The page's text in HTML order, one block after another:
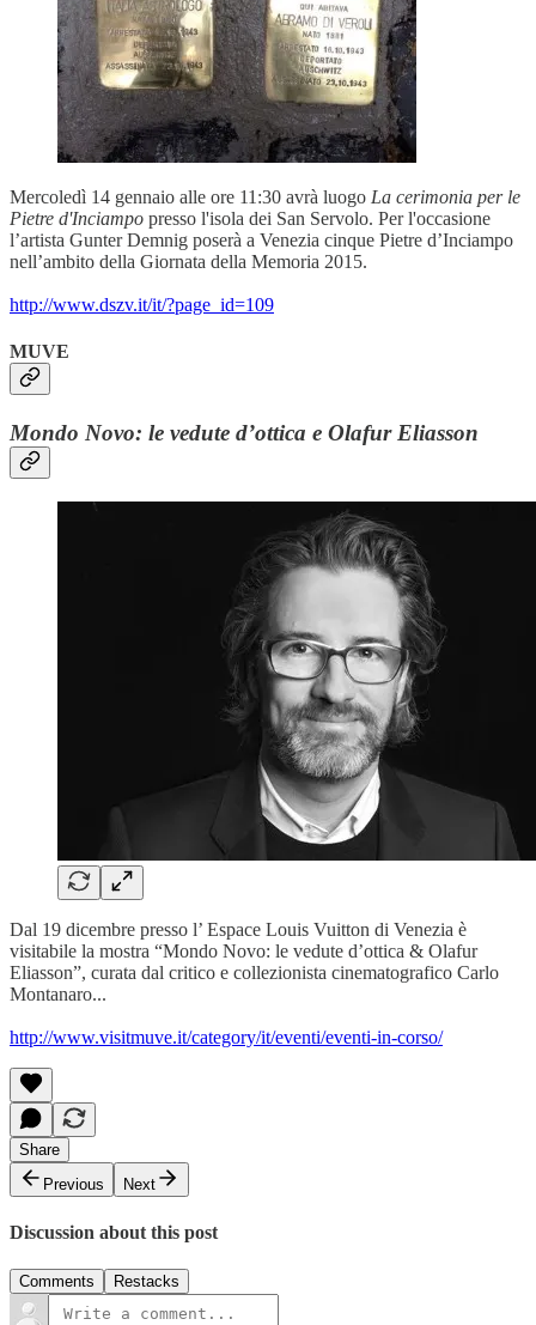
Mercoledì 14 gennaio alle ore 11:30 avrà luogo La cerimonia per le
Pietre d'Inciampo presso l'isola dei San Servolo. Per l'occasione
l’artista Gunter Demnig poserà a Venezia cinque Pietre d’Inciampo
nell’ambito della Giornata della Memoria 2015.
http://www.dszv.it/it/?page_id=109
MUVE
Mondo Novo: le vedute d’ottica e Olafur Eliasson
Dal 19 dicembre presso l’ Espace Louis Vuitton di Venezia è
visitabile la mostra “Mondo Novo: le vedute d’ottica & Olafur
Eliasson”, curata dal critico e collezionista cinematografico Carlo
Montanaro...
http://www.visitmuve.it/category/it/eventi/eventi-in-corso/
Share
Previous
Next
Discussion about this post
Comments Restacks